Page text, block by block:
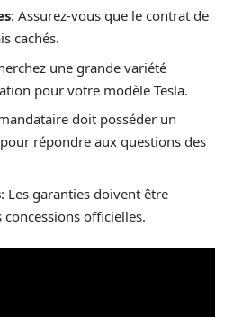
: Assurez-vous que le contrat de
cachés.
une grande variété
pour votre modèle Tesla.
doit posséder un
répondre aux questions des
: Les garanties doivent être
officielles.